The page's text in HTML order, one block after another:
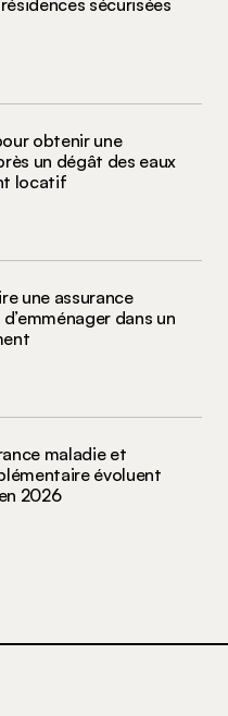
obtenir une
un dégât des eaux
locatif
une assurance
dans un
maladie et
évoluent
2026